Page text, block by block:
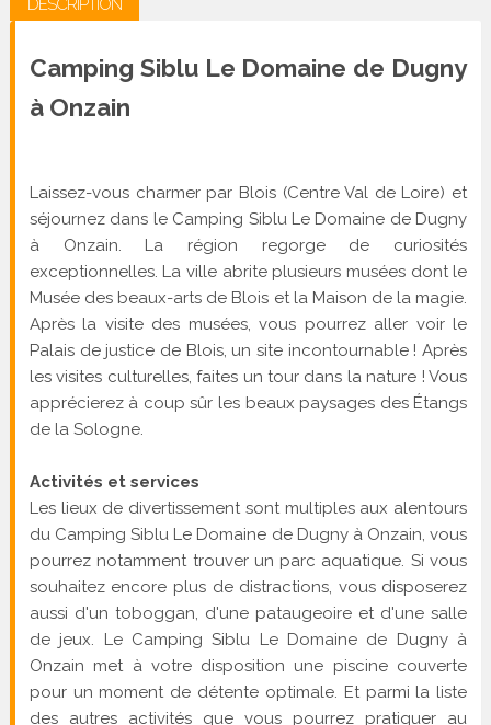
DESCRIPTION
Camping Siblu Le Domaine de Dugny
à Onzain
Laissez-vous charmer par Blois (Centre Val de Loire) et
séjournez dans le Camping Siblu Le Domaine de Dugny
à Onzain. La région regorge de curiosités
exceptionnelles. La ville abrite plusieurs musées dont le
Musée des beaux-arts de Blois et la Maison de la magie.
Après la visite des musées, vous pourrez aller voir le
Palais de justice de Blois, un site incontournable ! Après
les visites culturelles, faites un tour dans la nature ! Vous
apprécierez à coup sûr les beaux paysages des Étangs
de la Sologne.
Activités et services
Les lieux de divertissement sont multiples aux alentours
du Camping Siblu Le Domaine de Dugny à Onzain, vous
pourrez notamment trouver un parc aquatique. Si vous
souhaitez encore plus de distractions, vous disposerez
aussi d'un toboggan, d'une pataugeoire et d'une salle
de jeux. Le Camping Siblu Le Domaine de Dugny à
Onzain met à votre disposition une piscine couverte
pour un moment de détente optimale. Et parmi la liste
des autres activités que vous pourrez pratiquer au